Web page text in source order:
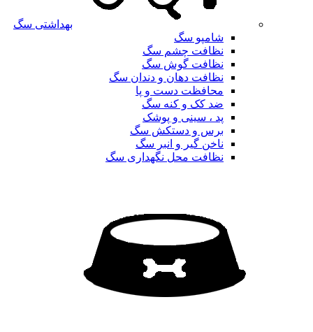
بهداشتی سگ
شامپو سگ
نظافت چشم سگ
نظافت گوش سگ
نظافت دهان و دندان سگ
محافظت دست و پا
ضد کک و کنه سگ
پد ، سینی و پوشک
برس و دستکش سگ
ناخن گیر و انبر سگ
نظافت محل نگهداری سگ